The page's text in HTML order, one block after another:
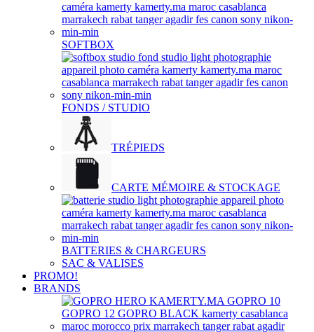
SOFTBOX
FONDS / STUDIO
TRÉPIEDS
CARTE MÉMOIRE & STOCKAGE
BATTERIES & CHARGEURS
SAC & VALISES
PROMO!
BRANDS